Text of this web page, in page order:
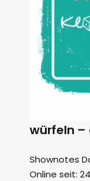
würfeln –
Shownotes
Online seit: